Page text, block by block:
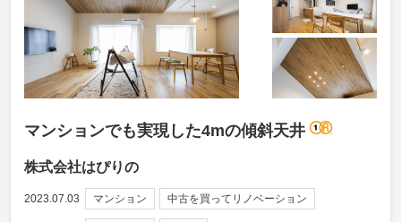
マンションでも実現した4mの傾斜天井
株式会社はぴりの
2023.07.03 マンション 中古を買ってリノベーション